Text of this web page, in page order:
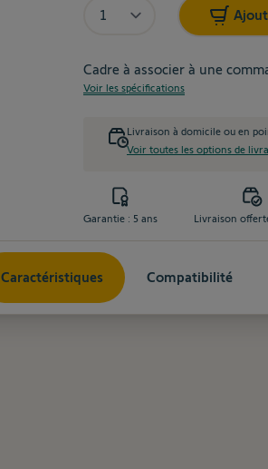
Cadre à associer à une
Voir les spécifications
Livraison à domicile ou en
Voir toutes les options de
Garantie : 5 ans Livraison
Caractéristiques Compatibilité